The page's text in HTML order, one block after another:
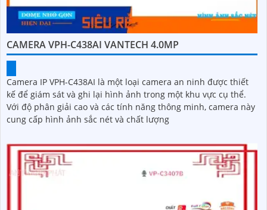
CAMERA VPH-C438AI VANTECH 4.0MP
Camera IP VPH-C438AI là một loại camera an ninh được thiết
kế để giám sát và ghi lại hình ảnh trong một khu vực cụ thể.
Với độ phân giải cao và các tính năng thông minh, camera này
cung cấp hình ảnh sắc nét và chất lượng